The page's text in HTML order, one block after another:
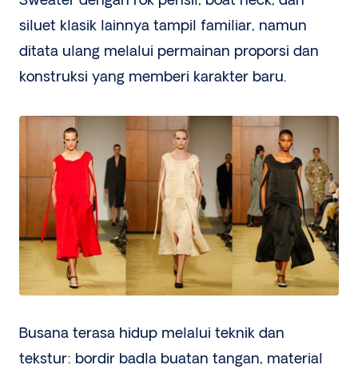
siluet klasik lainnya tampil familiar, namun
ditata ulang melalui permainan proporsi dan
konstruksi yang memberi karakter baru.
Busana terasa hidup melalui teknik dan
tekstur: bordir badla buatan tangan, material